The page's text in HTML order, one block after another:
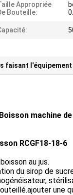
Appropriée
Bouteille:
faisant l'équipement
machine
RCGF18-18-6
au jus.
du sirop de
une